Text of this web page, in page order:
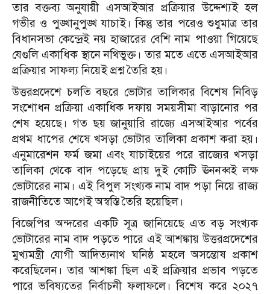
তার বক্তব্য অনুযায়ী এসআইআর প্রক্রিয়ার উদ্দেশ্যই হল
গভীর ও পুঙ্খানুপুঙ্খ যাচাই। কিন্তু তার পরেও শুধুমাত্র তার
বিধানসভা কেন্দ্রেই নয় হাজারের বেশি নাম পাওয়া গিয়েছে
যেগুলি একাধিক স্থানে নথিভুক্ত। তার মতে এতে এসআইআর
প্রক্রিয়ার সাফল্য নিয়েই প্রশ্ন তৈরি হয়।
উত্তরপ্রদেশে চলতি বছরে ভোটার তালিকার বিশেষ নিবিড়
সংশোধন প্রক্রিয়া একাধিক দফায় সময়সীমা বাড়ানোর পর
শেষ হয়েছে। গত ছয় জানুয়ারি রাজ্যে এসআইআর পর্বের
প্রথম ধাপের শেষে খসড়া ভোটার তালিকা প্রকাশ করা হয়।
এনুমারেশন ফর্ম জমা এবং যাচাইয়ের পরে রাজ্যের খসড়া
তালিকা থেকে বাদ পড়েছে প্রায় দুই কোটি ঊননব্বই লক্ষ
ভোটারের নাম। এই বিপুল সংখ্যক নাম বাদ পড়া নিয়ে রাজ্য
রাজনীতিতে আগেই অস্বস্তি তৈরি হয়েছিল।
বিজেপির অন্দরের একটি সূত্র জানিয়েছে এত বড় সংখ্যক
ভোটারের নাম বাদ পড়তে পারে এই আশঙ্কায় উত্তরপ্রদেশের
মুখ্যমন্ত্রী যোগী আদিত্যনাথ ঘনিষ্ঠ মহলে অসন্তোষ প্রকাশ
করেছিলেন। তার আশঙ্কা ছিল এই প্রক্রিয়ার প্রভাব পড়তে
পারে ভবিষ্যতের নির্বাচনী ফলাফলে। বিশেষ করে ২০২৭